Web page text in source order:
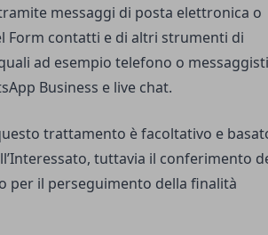
messaggi di posta elettronica o
Form contatti e di altri strumenti di
ad esempio telefono o
Business e live chat.
trattamento è facoltativo e
tuttavia il conferimento
per il perseguimento della finalità